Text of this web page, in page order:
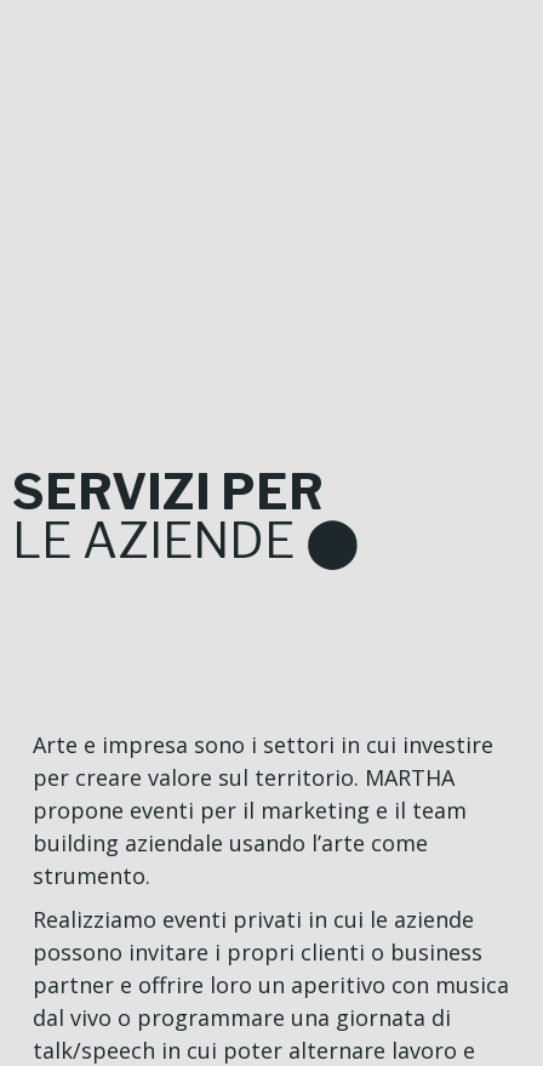
SERVIZI PER
LE AZIENDE ⬤
Arte e impresa sono i settori in cui investire
per creare valore sul territorio. MARTHA
propone eventi per il marketing e il team
building aziendale usando l’arte come
strumento.
Realizziamo eventi privati in cui le aziende
possono invitare i propri clienti o business
partner e offrire loro un aperitivo con musica
dal vivo o programmare una giornata di
talk/speech in cui poter alternare lavoro e